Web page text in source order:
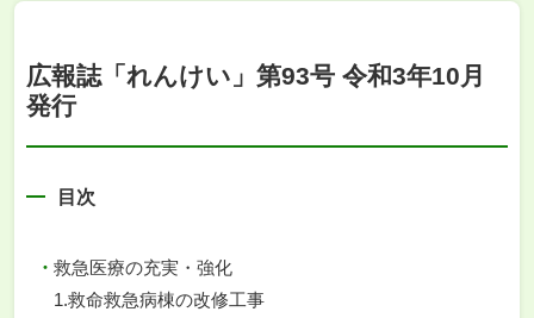
広報誌「れんけい」第93号 令和3年10月
発行
目次
救急医療の充実・強化
1.救命救急病棟の改修工事